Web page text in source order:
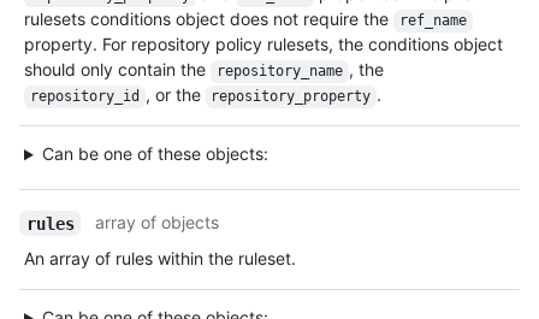
rulesets conditions object does not require the
ref_name
property. For repository policy rulesets, the conditions object
should only contain the
repository_name , the
repository_id , or the repository_property .
Can be one of these objects:
rules
array of objects
An array of rules within the ruleset.